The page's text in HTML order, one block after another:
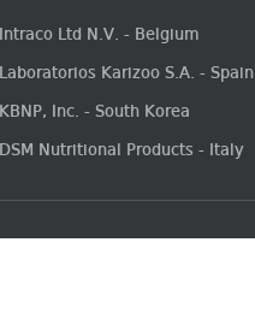
Intraco Ltd N.V. - Belgium
Laboratorios Karizoo S.A. - Spain
KBNP, Inc. - South Korea
DSM Nutritional Products - Italy